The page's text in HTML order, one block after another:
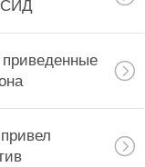
СИД
приведенные